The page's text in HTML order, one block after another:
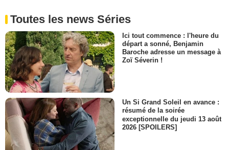
Toutes les news Séries
Ici tout commence : l'heure du
départ a sonné, Benjamin
Baroche adresse un message à
Zoï Séverin !
Un Si Grand Soleil en avance :
résumé de la soirée
exceptionnelle du jeudi 13 août
2026 [SPOILERS]